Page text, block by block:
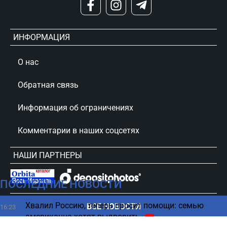
ПОСЛЕДНИЕ НОВОСТИ
16:23
Хвалил Россию, теперь просит помощи: семью
американца хотят выдворить
ВСЕ НОВОСТИ
ИНФОРМАЦИЯ
О нас
Обратная связь
Информация об ограничениях
Комментарии в наших соцсетях
НАШИ ПАРТНЕРЫ
сursorinfo.co.il © Все права защищены